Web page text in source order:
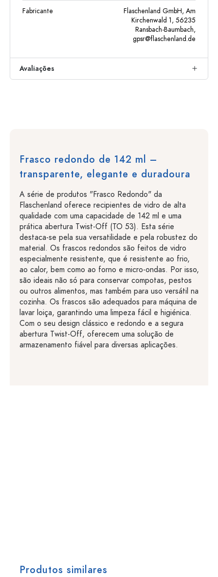
Fabricante
Flaschenland GmbH, Am
Kirchenwald 1, 56235
Ransbach-Baumbach,
gpsr@flaschenland.de
Avaliações
Frasco redondo de 142 ml –
transparente, elegante e duradoura
A série de produtos "Frasco Redondo" da
Flaschenland oferece recipientes de vidro de alta
qualidade com uma capacidade de 142 ml e uma
prática abertura Twist-Off (TO 53). Esta série
destaca-se pela sua versatilidade e pela robustez do
material. Os frascos redondos são feitos de vidro
especialmente resistente, que é resistente ao frio,
ao calor, bem como ao forno e micro-ondas. Por isso,
são ideais não só para conservar compotas, pestos
ou outros alimentos, mas também para uso versátil na
cozinha. Os frascos são adequados para máquina de
lavar loiça, garantindo uma limpeza fácil e higiénica.
Com o seu design clássico e redondo e a segura
abertura Twist-Off, oferecem uma solução de
armazenamento fiável para diversas aplicações.
Produtos similares